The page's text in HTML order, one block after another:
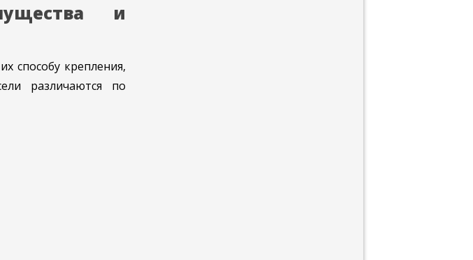
и
способу крепления,
различаются по